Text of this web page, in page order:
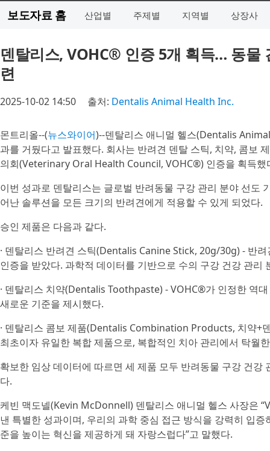
보도자료 홈 산업별 주제별 지역별 상장사
덴탈리스, VOHC® 인증 5개 획득… 동물
련
2025-10-02 14:50 출처: Dentalis Animal Health Inc.
몬트리올--(뉴스와이어)--덴탈리스 애니멀 헬스(Dentalis
과를 거뒀다고 발표했다. 회사는 반려견 덴탈 스틱, 치약, 콤보
의회(Veterinary Oral Health Council, VOHC®) 인증을 획득했
이번 성과로 덴탈리스는 글로벌 반려동물 구강 관리 분야 선도
어난 솔루션을 모든 크기의 반려견에게 적용할 수 있게 되었다.
승인 제품은 다음과 같다.
· 덴탈리스 반려견 스틱(Dentalis Canine Stick, 20g/30g) - 반
인증을 받았다. 과학적 데이터를 기반으로 수의 구강 건강 관
· 덴탈리스 치약(Dentalis Toothpaste) - VOHC®가 인정한 역
새로운 기준을 제시했다.
· 덴탈리스 콤보 제품(Dentalis Combination Products, 치약+
최초이자 유일한 복합 제품으로, 복합적인 치아 관리에서 탁월
확보한 임상 데이터에 따르면 세 제품 모두 반려동물 구강 건
다.
케빈 맥도넬(Kevin McDonnell) 덴탈리스 애니멀 헬스 사장은
낸 특별한 성과이며, 우리의 과학 중심 접근 방식을 강력히 입
준을 높이는 혁신을 제공하게 돼 자랑스럽다”고 말했다.